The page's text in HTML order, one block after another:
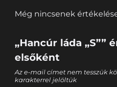
Még nincsenek
„Hancúr láda „S””
elsőként
Az e-mail címet nem tesszük
karakterrel jelöltük